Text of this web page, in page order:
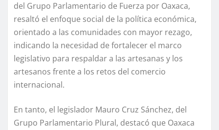
del Grupo Parlamentario de Fuerza por Oaxaca,
resaltó el enfoque social de la política económica,
orientado a las comunidades con mayor rezago,
indicando la necesidad de fortalecer el marco
legislativo para respaldar a las artesanas y los
artesanos frente a los retos del comercio
internacional.
En tanto, el legislador Mauro Cruz Sánchez, del
Grupo Parlamentario Plural, destacó que Oaxaca